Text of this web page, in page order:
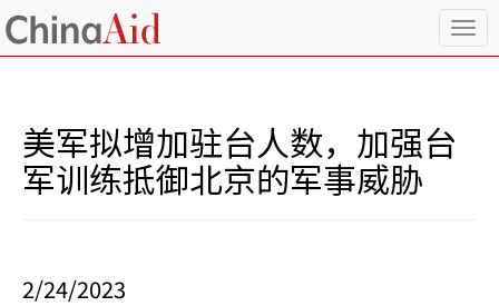
T
o
美军拟增加驻台人数，加强台
军训练抵御北京的军事威胁
2/24/2023